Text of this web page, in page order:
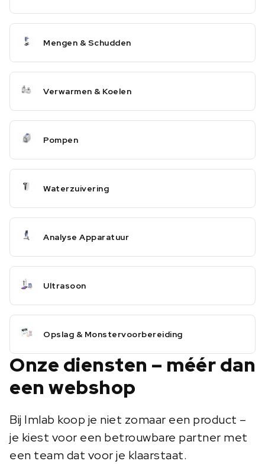
Mengen & Schudden
Verwarmen & Koelen
Pompen
Waterzuivering
Analyse Apparatuur
Ultrasoon
Opslag & Monstervoorbereiding
Onze diensten – méér dan
een webshop
Bij Imlab koop je niet zomaar een product –
je kiest voor een betrouwbare partner met
een team dat voor je klaarstaat.